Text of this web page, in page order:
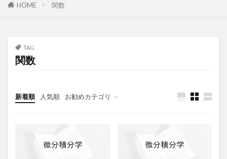
HOME 関数
TAG
関数
新着順 人気順 お勧めカテゴリ
未分類